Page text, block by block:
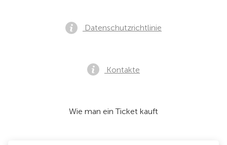
Datenschutzrichtlinie
Kontakte
Wie man ein Ticket kauft